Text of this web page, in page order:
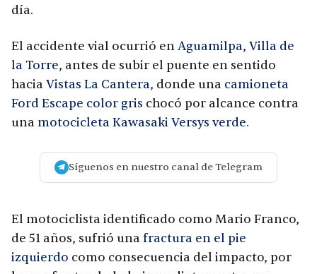
día.
El accidente vial ocurrió enAguamilpa, Villa de
la Torre, antes de subir el puente en sentido
hacia Vistas La Cantera, donde una camioneta
Ford Escape color gris chocó por alcance contra
una motocicleta Kawasaki Versys verde.
Síguenos en nuestro canal de Telegram
El motociclista identificado como Mario Franco,
de 51 años, sufrió una fractura en el pie
izquierdo como consecuencia del impacto, por